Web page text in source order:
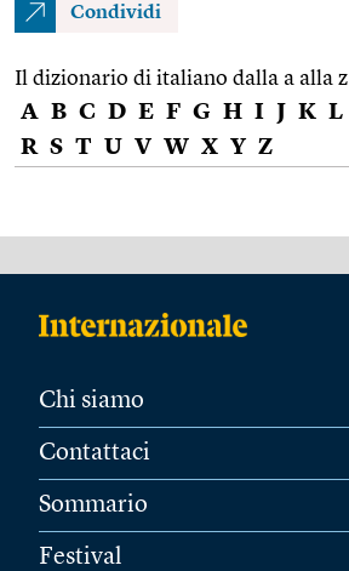
Condividi
Il dizionario di italiano dalla a alla z
A B C D E F G H I J K L
R S T U V W X Y Z
Chi siamo
Contattaci
Sommario
Festival